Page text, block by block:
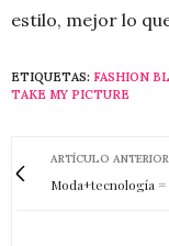
estilo, mejor lo
ETIQUETAS: FASHION
TAKE MY PICTURE
ARTÍCULO ANTERIOR
Moda+tecnología